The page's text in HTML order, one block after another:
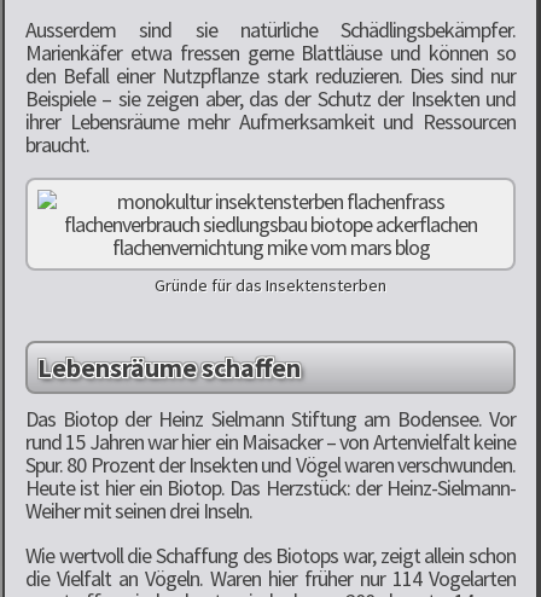
Ausserdem sind sie natürliche Schädlingsbekämpfer.
Marienkäfer etwa fressen gerne Blattläuse und können so
den Befall einer Nutzpflanze stark reduzieren. Dies sind nur
Beispiele – sie zeigen aber, das der Schutz der Insekten und
ihrer Lebensräume mehr Aufmerksamkeit und Ressourcen
braucht.
Gründe für das Insektensterben
Lebensräume schaffen
Das Biotop der Heinz Sielmann Stiftung am Bodensee. Vor
rund 15 Jahren war hier ein Maisacker – von Artenvielfalt keine
Spur. 80 Prozent der Insekten und Vögel waren verschwunden.
Heute ist hier ein Biotop. Das Herzstück: der Heinz-Sielmann-
Weiher mit seinen drei Inseln.
Wie wertvoll die Schaffung des Biotops war, zeigt allein schon
die Vielfalt an Vögeln. Waren hier früher nur 114 Vogelarten